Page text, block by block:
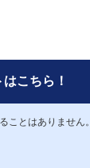
こちら！
ことはありません。